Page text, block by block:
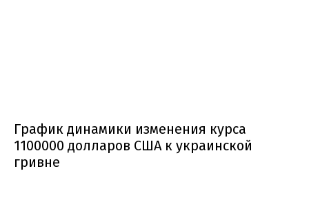
График динамики изменения курса
1100000 долларов США к украинской
гривне